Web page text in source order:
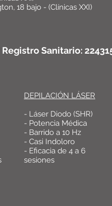
bajo - (Clínicas XXI)
Sanitario:
DEPILACIÓN LÁSER
- Láser Diodo (SHR)
- Potencia Médica
- Barrido a 10 Hz
- Casi Indoloro
- Eficacia de 4 a 6
sesiones